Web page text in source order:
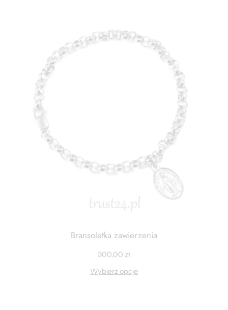
Bransoletka zawierzenia
300,00 zł
Wybierz opcje